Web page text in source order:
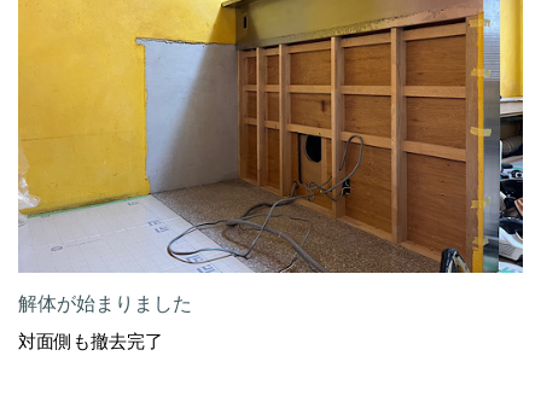
解体が始まりました
対面側も撤去完了